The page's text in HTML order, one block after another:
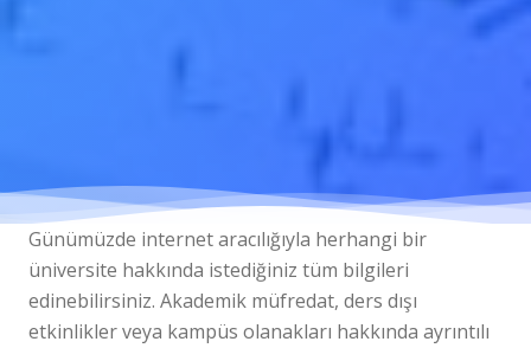
Günümüzde internet aracılığıyla herhangi bir
üniversite hakkında istediğiniz tüm bilgileri
edinebilirsiniz. Akademik müfredat, ders dışı
etkinlikler veya kampüs olanakları hakkında ayrıntılı